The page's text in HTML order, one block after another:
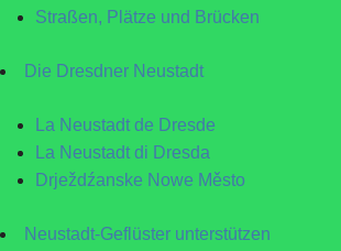
Straßen, Plätze und Brücken
Die Dresdner Neustadt
La Neustadt de Dresde
La Neustadt di Dresda
Drježdźanske Nowe Město
Neustadt-Geflüster unterstützen